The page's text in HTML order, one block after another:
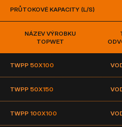
PRŮTOKOVÉ KAPACITY (L/S)
NÁZEV VÝROBKU
TOPWET
TWPP 50X100
TWPP 50X150
TWPP 100X100